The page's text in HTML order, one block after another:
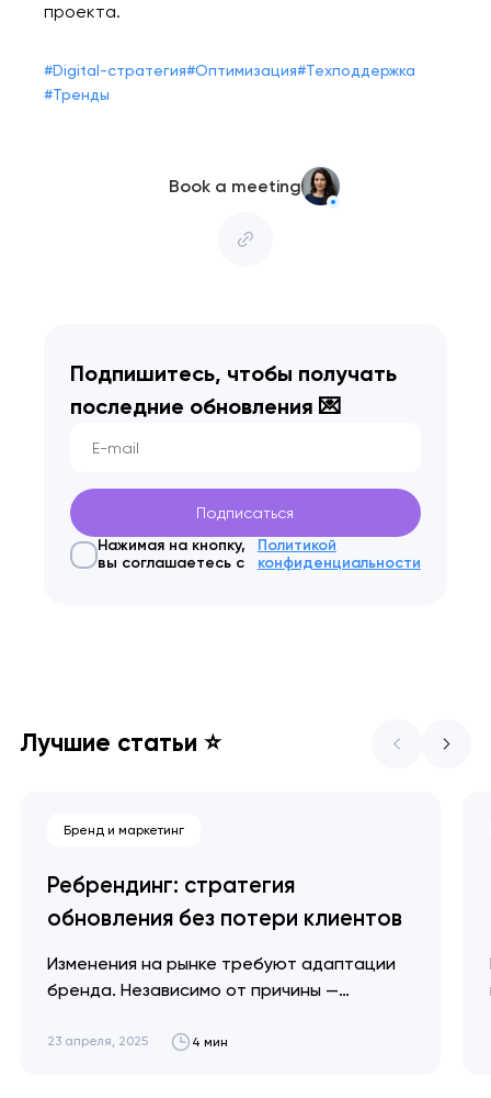
проекта.
#Digital-стратегия#Оптимизация#Техподдержка
#Тренды
Book a meeting
Подпишитесь, чтобы получать
последние обновления 💌
Нажимая на кнопку,
вы соглашаетесь с
Политикой
конфиденциальности
Лучшие статьи ⭐
Бренд и маркетинг
Ребрендинг: стратегия
обновления без потери клиентов
Изменения на рынке требуют адаптации
бренда. Независимо от причины —
экономический кризис — мы объясним,
23 апреля, 2025 4 мин